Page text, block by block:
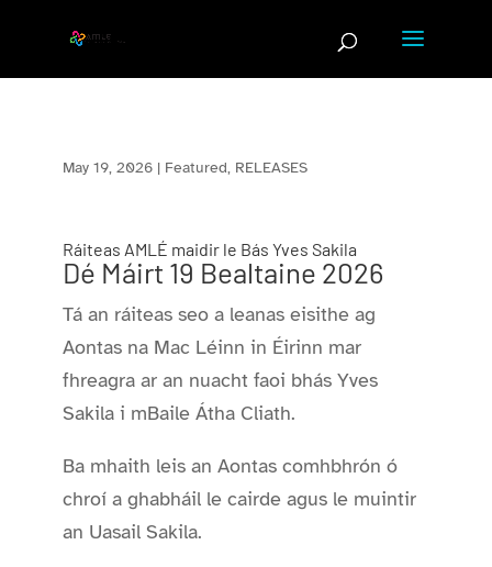
May 19, 2026| Featured, RELEASES
Ráiteas AMLÉ maidir le Bás Yves Sakila
Dé Máirt 19 Bealtaine 2026
Tá an ráiteas seo a leanas eisithe ag
Aontas na Mac Léinn in Éirinn mar
fhreagra ar an nuacht faoi bhás Yves
Sakila i mBaile Átha Cliath.
Ba mhaith leis an Aontas comhbhrón ó
chroí a ghabháil le cairde agus le muintir
an Uasail Sakila.